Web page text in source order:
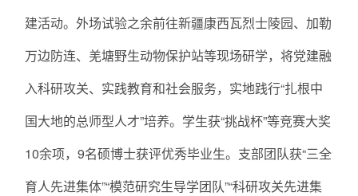
建活动。外场试验之余前往新疆康西瓦烈士陵园、加勒
万边防连、羌塘野生动物保护站等现场研学，将党建融
入科研攻关、实践教育和社会服务，实地践行“扎根中
国大地的总师型人才”培养。学生获“挑战杯”等竞赛大奖
10余项，9名硕博士获评优秀毕业生。支部团队获“三全
育人先进集体”“模范研究生导学团队”“科研攻关先进集